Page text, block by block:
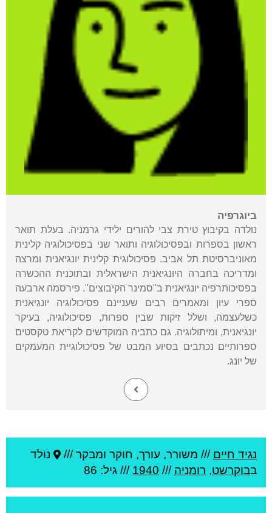
ביוגרפיה
נולדה בקיבוץ טירת צבי להורים ילידי גרמניה. בעלת תואר
ראשון בספרות ובפסיכולוגיה ותואר שני בפסיכולוגיה קלינית
מאוניברסיטת תל אביב. פסיכולוגית קלינית יונגיאנית ומרצה
ומדריכה בחברה היונגיאנית הישראלית ובתוכנית ההכשרה
בפסיכותרפיה יונגיאנית ב"סמינר הקיבוצים". פירסמה ארבעה
ספרי עיון ומאמרים רבים שעניינם פסיכולוגיה יונגיאנית
כשלעצמה, ושלל זיקות שבין ספרות, פסיכולוגיה, בעיקר
יונגיאנית, ומיתולוגיה. גם כתביה המוקדשים לקריאת טקסטים
ספרותיים נכתבים בסיוע המבט של פסיכולוגיית המעמקים
של יונג.
נגיד חיים /// משורר, עורך, חוקר ומבקר ///
נולד
בבוקרשט, רומניה ///
1940 /// גיל: 86